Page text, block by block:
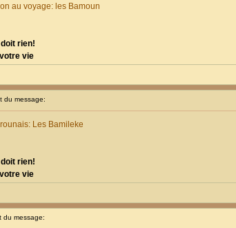
au voyage: les Bamoun
rien!
vie
du message:
Les Bamileke
rien!
vie
du message: